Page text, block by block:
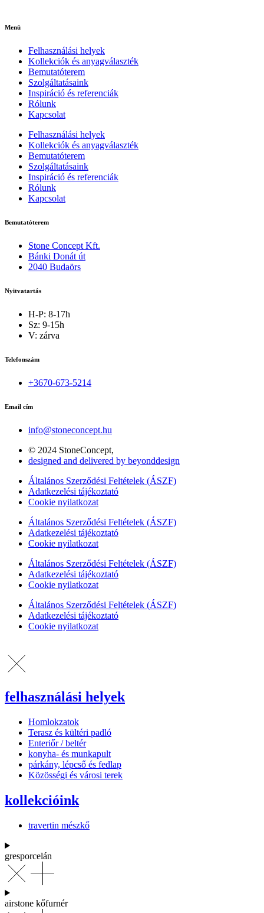
Menü
Felhasználási helyek
Kollekciók és anyagválaszték
Bemutatóterem
Szolgáltatásaink
Inspiráció és referenciák
Rólunk
Kapcsolat
Felhasználási helyek
Kollekciók és anyagválaszték
Bemutatóterem
Szolgáltatásaink
Inspiráció és referenciák
Rólunk
Kapcsolat
Bemutatóterem
Stone Concept Kft.
Bánki Donát út
2040 Budaörs
Nyitvatartás
H-P: 8-17h
Sz: 9-15h
V: zárva
Telefonszám
+3670-673-5214
Email cím
info@stoneconcept.hu
© 2024 StoneConcept,
designed and delivered by beyonddesign
Általános Szerződési Feltételek (ÁSZF)
Adatkezelési tájékoztató
Cookie nyilatkozat
Általános Szerződési Feltételek (ÁSZF)
Adatkezelési tájékoztató
Cookie nyilatkozat
Általános Szerződési Feltételek (ÁSZF)
Adatkezelési tájékoztató
Cookie nyilatkozat
Általános Szerződési Feltételek (ÁSZF)
Adatkezelési tájékoztató
Cookie nyilatkozat
felhasználási helyek
Homlokzatok
Terasz és kültéri padló
Enteriőr / beltér
konyha- és munkapult
párkány, lépcső és fedlap
Közösségi és városi terek
kollekcióink
travertin mészkő
gresporcelán
airstone kőfurnér